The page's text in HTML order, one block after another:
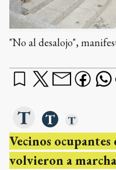
"No al desalojo",
Vecinos
volvieron a